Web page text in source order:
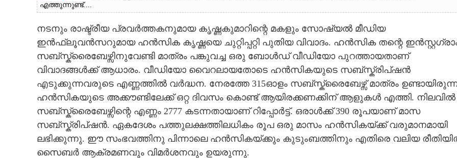
CONTACT US
എത്തുന്നുണ്ട്....
നടനും രാഷ്ട്രീയ പ്രവർത്തകനുമായ കൃഷ്ണകുമാറിന്റെ മകളും സോഷ്യൽ മീഡിയ
ഇൻഫ്ലൂവൻസറുമായ ഹൻസിക കൃഷ്ണയെ ചുറ്റിപ്പറ്റി പുതിയ വിവാദം. ഹൻസിക തന്റെ
സബ്സ്ക്രൈബേഴ്സിനുവേണ്ടി മാത്രം പങ്കുവച്ച ഒരു ബോൾഡ് വീഡിയോ പുറത്തായതാണ്
വിവാദങ്ങൾക്ക് ആധാരം. വീഡിയോ വൈറലായതോടെ ഹൻസികയുടെ സബ്സ്ക്രിപ്ഷൻ
എടുക്കുന്നവരുടെ എണ്ണത്തിൽ വർദ്ധന. നേരത്തേ 315ഓളം സബ്സ്ക്രൈബേഴ്സ് മാത്രം
ഹൻസികയുടെ അക്കൗണ്ടിലേക്ക് ഒറ്റ ദിവസം കൊണ്ട് ആയിരക്കണക്കിന് ആളുകൾ എത്തി. നിലവിൽ
സബ്സ്ക്രൈബേഴ്സിന്റെ എണ്ണം 2777 കടന്നതായാണ് റിപ്പോർട്ട്. ഒരാൾക്ക് 390 രൂപയാണ് മാസ
സബ്സ്ക്രിപ്ഷൻ. ഏകദേശം പത്തുലക്ഷത്തിലധികം രൂപ ഒരു മാസം ഹൻസികയ്ക്ക് വരുമാനമായി
ലഭിക്കുന്നു. ഈ സംഭവത്തിനു പിന്നാലെ ഹൻസികയ്ക്കും കുടുംബത്തിനും എതിരെ വലിയ
സൈബർ ആക്രമണവും വിമർശനവും ഉയരുന്നു.